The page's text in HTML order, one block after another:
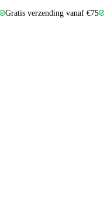
Gratis verzending vanaf €75